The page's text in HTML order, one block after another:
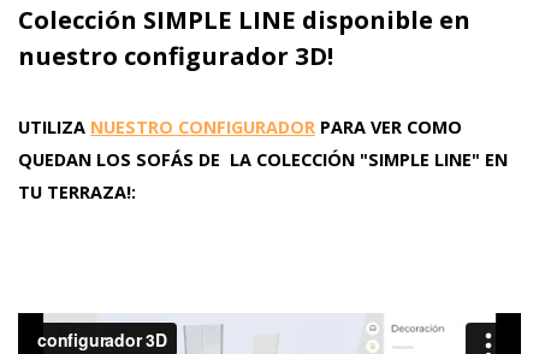
Colección SIMPLE LINE disponible en
nuestro configurador 3D!
UTILIZA NUESTRO CONFIGURADOR PARA VER COMO
QUEDAN LOS SOFÁS DE LA COLECCIÓN "SIMPLE LINE" EN
TU TERRAZA!: